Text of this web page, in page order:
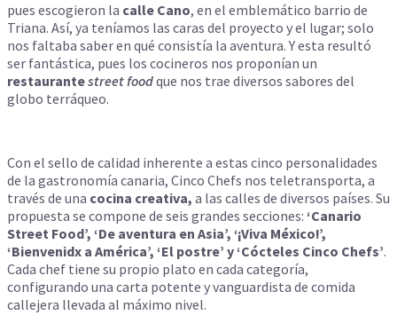
pues escogieron la calle Cano, en el emblemático barrio de
Triana. Así, ya teníamos las caras del proyecto y el lugar; solo
nos faltaba saber en qué consistía la aventura. Y esta resultó
ser fantástica, pues los cocineros nos proponían un
restaurantestreet foodque nos trae diversos sabores del
globo terráqueo.
Con el sello de calidad inherente a estas cinco personalidades
de la gastronomía canaria, Cinco Chefs nos teletransporta, a
través de una cocina creativa, a las calles de diversos países. Su
propuesta se compone de seis grandes secciones: ‘Canario
Street Food’, ‘De aventura en Asia’, ‘¡Viva México!’,
‘Bienvenidx a América’, ‘El postre’ y ‘Cócteles Cinco Chefs’.
Cada chef tiene su propio plato en cada categoría,
configurando una carta potente y vanguardista de comida
callejera llevada al máximo nivel.